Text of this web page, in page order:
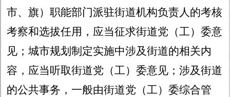
市、旗）职能部门派驻街道机构负责人的考核
考察和选拔任用，应当征求街道党（工）委意
见；城市规划制定实施中涉及街道的相关内
容，应当听取街道党（工）委意见；涉及街道
的公共事务，一般由街道党（工）委综合管